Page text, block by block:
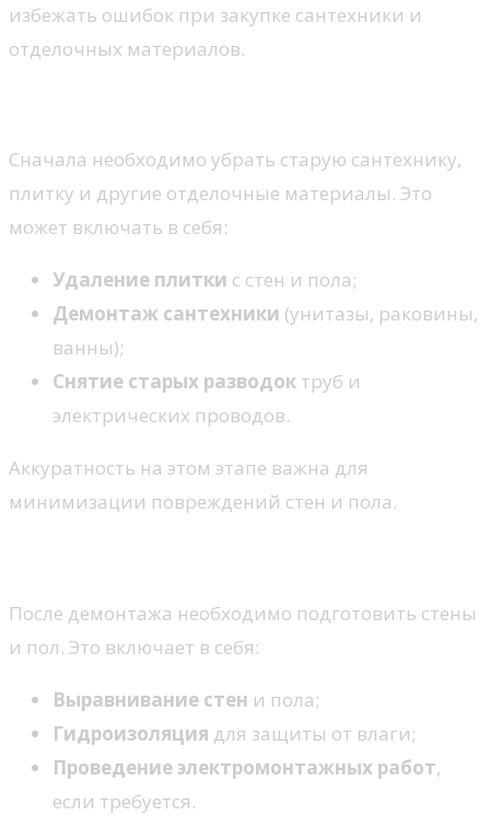
избежать ошибок при закупке сантехники и
отделочных материалов.
Сначала необходимо убрать старую сантехнику,
плитку и другие отделочные материалы. Это
может включать в себя:
Удаление плитки с стен и пола;
Демонтаж сантехники (унитазы, раковины,
ванны);
Снятие старых разводок труб и
электрических проводов.
Аккуратность на этом этапе важна для
минимизации повреждений стен и пола.
После демонтажа необходимо подготовить стены
и пол. Это включает в себя:
Выравнивание стен и пола;
Гидроизоляция для защиты от влаги;
Проведение электромонтажных работ,
если требуется.